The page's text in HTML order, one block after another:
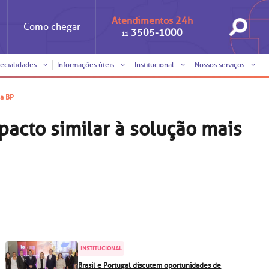
Como chegar Atendimentos 24h
11 3505-1000
Informações úteis Institucional Nossos serviços
Sobre a BP
Comitê de Bioética
Internação/Cirurgia
Solicitação de orçamento
BP
similar à solução mais
INSTITUCIONAL
Brasil e Portugal discutem oportunidades de